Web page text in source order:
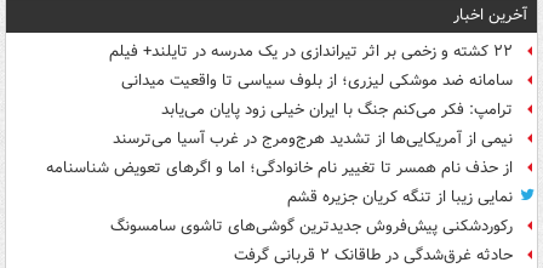
آخرین اخبار
۲۲ کشته و زخمی بر اثر تیراندازی در یک مدرسه در تایلند+ فیلم
سامانه ضد موشکی لیزری؛ از بلوف سیاسی تا واقعیت میدانی
ترامپ: فکر می‌کنم جنگ با ایران خیلی زود پایان می‌یابد
نیمی از آمریکایی‌ها از تشدید هرج‌ومرج در غرب آسیا می‌ترسند
از حذف نام همسر تا تغییر نام خانوادگی؛ اما و اگرهای تعویض شناسنامه
نمایی زیبا از تنگه کریان جزیره قشم
رکوردشکنی پیش‌فروش جدیدترین گوشی‌های تاشوی سامسونگ
حادثه غرق‌شدگی در طاقانک ۲ قربانی گرفت